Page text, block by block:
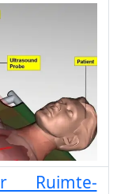
Ruimte-